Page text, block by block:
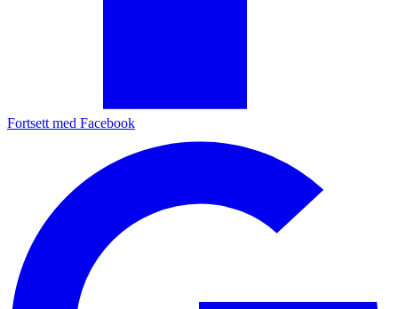
Fortsett med Facebook